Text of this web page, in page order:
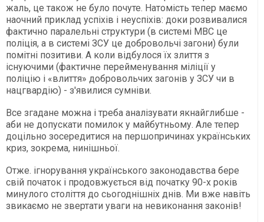
жаль, це також не було почуте. Натомість тепер маємо
наочний приклад успіхів і неуспіхів: доки розвивалися
фактично паралельні структури (в системі МВС це
поліція, а в системі ЗСУ це добровольчі загони) були
помітні позитиви. А коли відбулося їх злиття з
існуючими (фактичне перейменування міліції у
поліцію і «влиття» добровольчих загонів у ЗСУ чи в
нацгвардію) - з'явилися сумніви.
Все згадане можна і треба аналізувати якнайглибше -
аби не допускати помилок у майбутньому. Але тепер
доцільно зосередитися на першопричинах українських
криз, зокрема, нинішньої.
Отже. ігнорування українського законодавства бере
свій початок і продовжується від початку 90-х років
минулого століття до сьогоднішніх днів. Ми вже навіть
звикаємо не звертати уваги на невиконання законів!